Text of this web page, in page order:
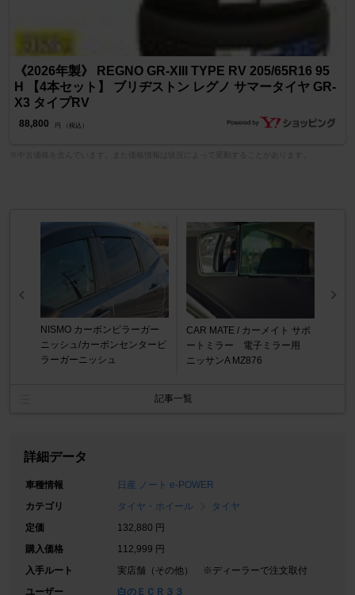
《2026年製》 REGNO GR-XIII TYPE RV 205/65R16 95
H 【4本セット】 ブリヂストン レグノ サマータイヤ GR-
X3 タイプRV
88,800 円 （税込）
NISMO カーボンピラーガー
ニッシュ/カーボンセンターピ
ラーガーニッシュ
CAR MATE / カーメイト サポ
ートミラー 電子ミラー用
ニッサンA MZ876
記事一覧
詳細データ
車種情報
日産 ノート e-POWER
カテゴリ
タイヤ・ホイール
タイヤ
定価
132,880 円
購入価格
112,999 円
入手ルート
実店舗（その他） ※ディーラーで注文取付
ユーザー
白のＥＣＲ３３